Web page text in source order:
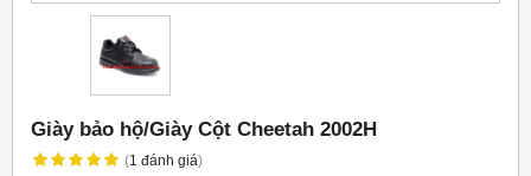
Giày bảo hộ/Giày Cột Cheetah 2002H
(1 đánh giá)